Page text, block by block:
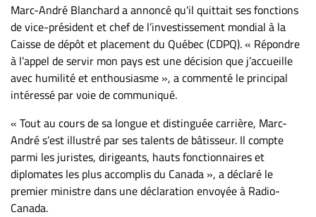
un
emploi
Publicité
Solutions de
recrutements
TROUVEZ-
NOUS
Nous
joindre
Marc-André Blanchard a annoncé qu'il quittait ses fonctions
de vice-président et chef de l’investissement mondial à la
Caisse de dépôt et placement du Québec (CDPQ). « Répondre
à l’appel de servir mon pays est une décision que j’accueille
avec humilité et enthousiasme », a commenté le principal
intéressé par voie de communiqué.
« Tout au cours de sa longue et distinguée carrière, Marc-
André s’est illustré par ses talents de bâtisseur. Il compte
parmi les juristes, dirigeants, hauts fonctionnaires et
diplomates les plus accomplis du Canada », a déclaré le
premier ministre dans une déclaration envoyée à Radio-
Canada.